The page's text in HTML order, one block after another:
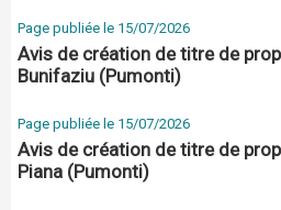
Page publiée le 15/07/2026
Avis de création de titre de
Bunifaziu (Pumonti)
Page publiée le 15/07/2026
Avis de création de titre de
Piana (Pumonti)